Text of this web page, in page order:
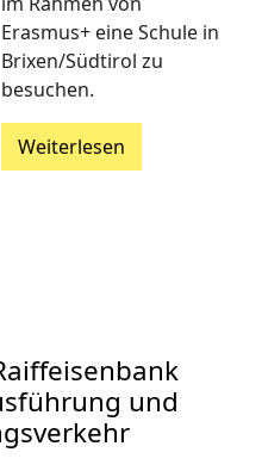
Erasmus+ eine Schule in
Brixen/Südtirol zu
besuchen.
Weiterlesen
und